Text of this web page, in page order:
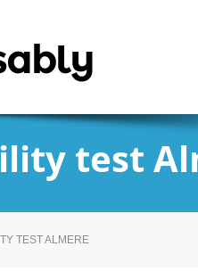
test
TEST ALMERE